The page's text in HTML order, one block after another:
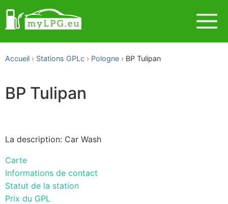
Accueil Stations GPLc Pologne BP Tulipan
BP Tulipan
La description: Car Wash
Carte
Informations de contact
Statut de la station
Prix du GPL